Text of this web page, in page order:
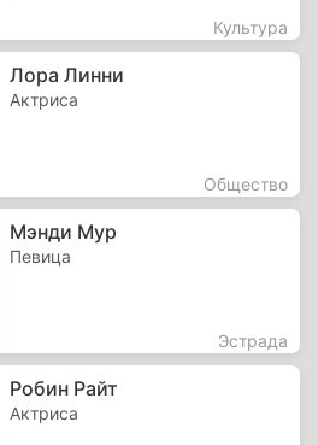
Культура
Лора Линни
Актриса
Общество
Мэнди Мур
Певица
Эстрада
Робин Райт
Актриса